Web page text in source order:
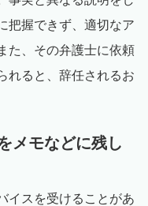
把握できず、適切なア
た、その弁護士に依頼
れると、辞任されるお
メモなどに残し
イスを受けることがあ